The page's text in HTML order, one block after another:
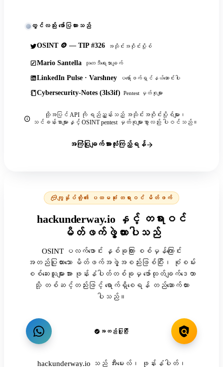
တွင်လည်း ဖော်ပြထားသည်
OSINT 🪙 — TIP #326 အသိုင်းအဝိုင်းပို့စ်
Mario Santella သုတေသီရေးသားချက်
LinkedIn Pulse · Varshney ပရော်ဖက်ရှင်နယ်ဆောင်းပါး
Cybersecurity-Notes (3ls3if) Pentest မှတ်စုများ
ထို့အပြင် API ကို ရည်ညွှန်းသည့် အသိုင်းအဝိုင်းပို့စ်များ၊
သင်ခန်းစာများနှင့် OSINT pentest မှတ်စုများစွာလည်း ပါဝင်သည်။
အကြံပြုချက်အားလုံးကြည့်ရန်
ကျွန်ုပ်တို့၏ ပထမဆုံး တရားဝင် မိတ်ဖက်
hackunderway.io နှင့် တရားဝင်
မိတ်ဖက်ဖွဲ့ထားပါသည်
OSINT ပလက်ဖောင်း နှစ်ခုကြား စစ်မှန်ကြောင်း
အတည်ပြုထားသော မိတ်ဖက်အဖွဲ့အစည်းဖြစ်ပြီး၊ စုံစမ်း
စစ်ဆေးသူများအား ဖုန်းနံပါတ်တစ်ခုမှ ဖော်ထုတ်ချက်ဒေတာ
သို့ တစ်ဆင့်တည်းဖြင့် ရောက်ရှိစေရန် တည်ဆောက်ထား
ပါသည်။
အတည်ပြုပြီး
hackunderway.io သည် အီးမေးလ်၊ ဖုန်းနံပါတ်၊